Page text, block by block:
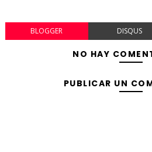
BLOGGER DISQUS
NO HAY
PUBLICAR UN